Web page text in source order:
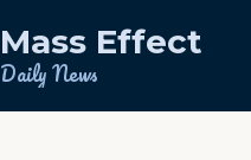
Mass Effect
Daily News